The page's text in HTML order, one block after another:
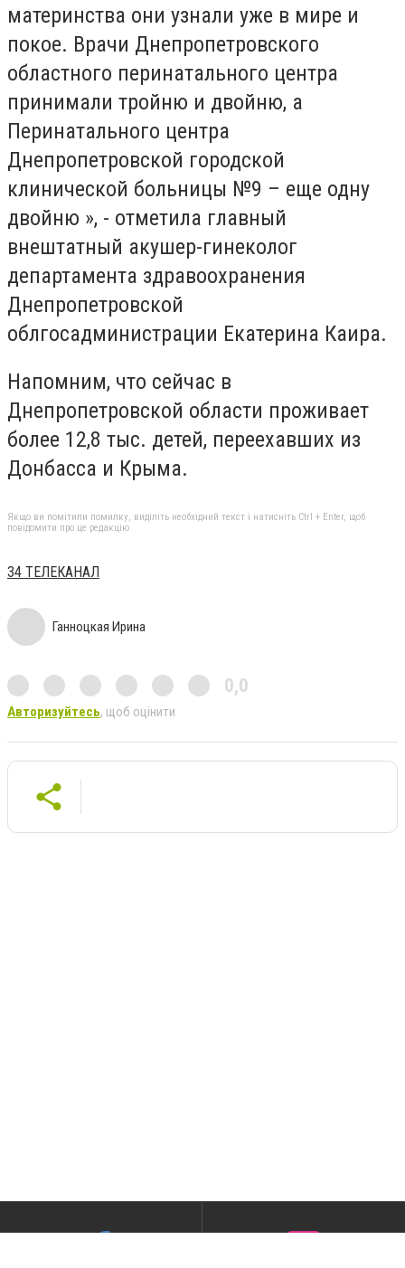
материнства они узнали уже в мире и
покое. Врачи Днепропетровского
областного перинатального центра
принимали тройню и двойню, а
Перинатального центра
Днепропетровской городской
клинической больницы №9 – еще одну
двойню », - отметила главный
внештатный акушер-гинеколог
департамента здравоохранения
Днепропетровской
облгосадминистрации Екатерина Каира.
Напомним, что сейчас в
Днепропетровской области проживает
более 12,8 тыс. детей, переехавших из
Донбасса и Крыма.
Якщо ви помітили помилку, виділіть необхідний текст і натисніть Ctrl + Enter, щоб
повідомити про це редакцію
34 ТЕЛЕКАНАЛ
Ганноцкая Ирина
0,0
Авторизуйтесь, щоб оцінити